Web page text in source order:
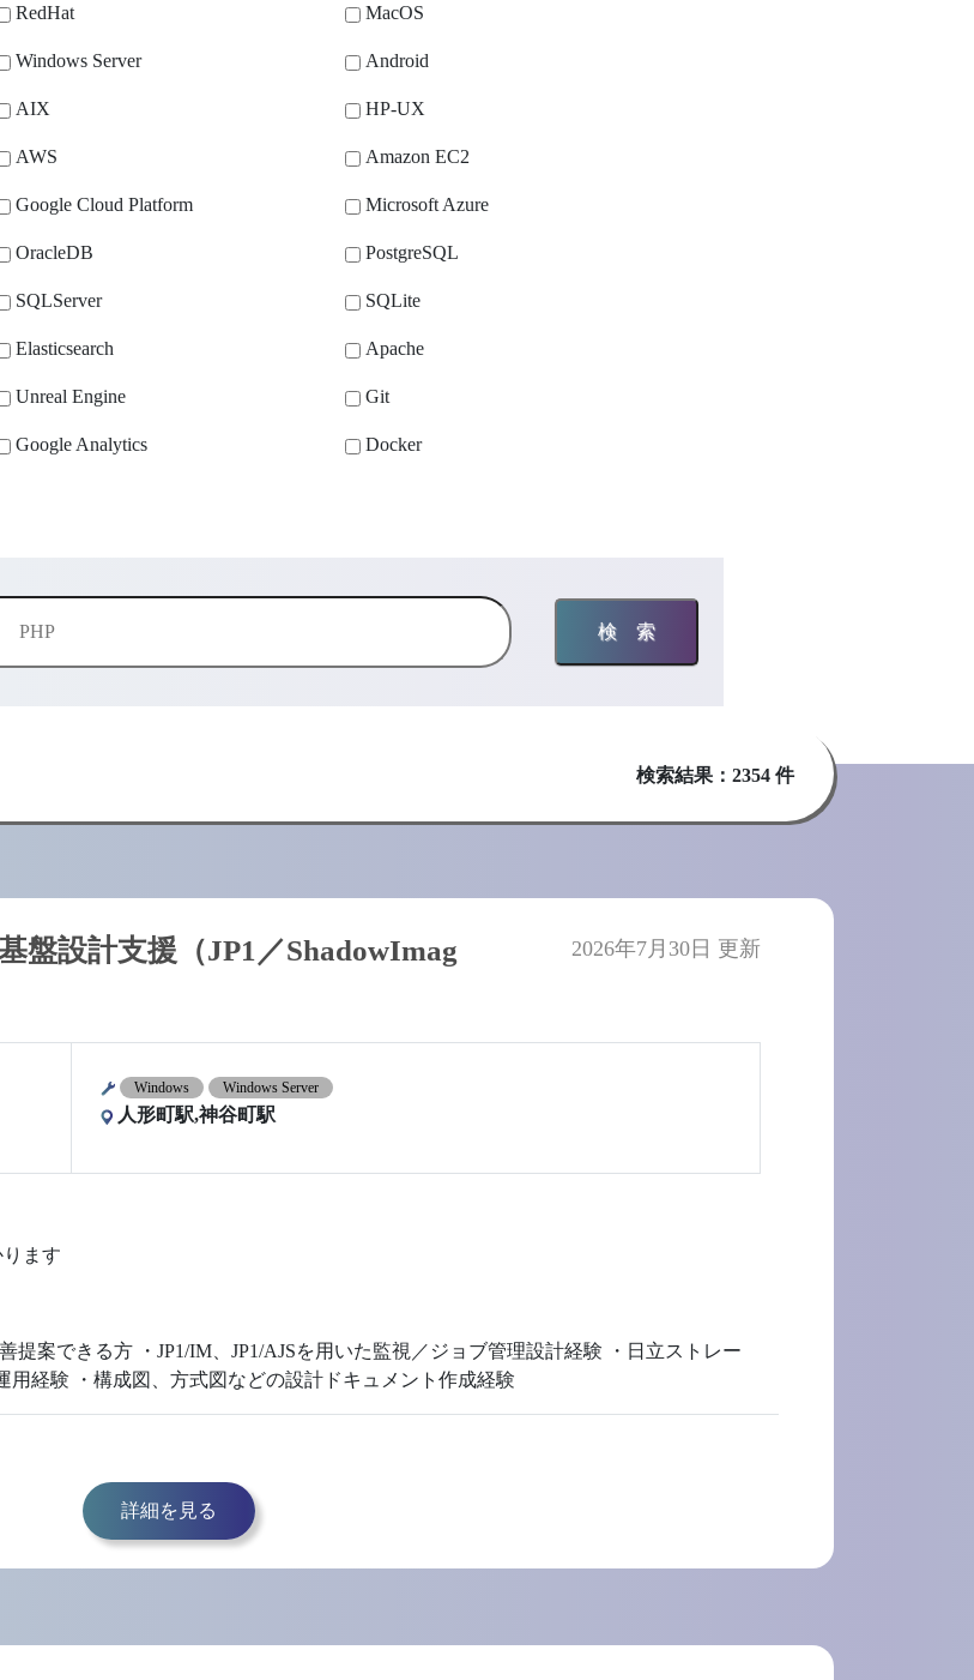
RedHat MacOS
Windows Server Android
AIX HP-UX
AWS Amazon EC2
Google Cloud Platform Microsoft Azure
OracleDB PostgreSQL
SQLServer SQLite
Elasticsearch Apache
Unreal Engine Git
Google Analytics Docker
検索
検索結果：2354 件
盤設計支援（JP1／ShadowImag
2026年7月30日 更新
Windows Windows Server
人形町駅,神谷町駅
ます
提案できる方 ・JP1/IM、JP1/AJSを用いた監視／ジョブ管理設計経験 ・日立ストレー
用経験 ・構成図、方式図などの設計ドキュメント作成経験
詳細を見る